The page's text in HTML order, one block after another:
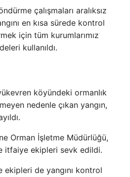
çalışmaları aralıksız
ını en kısa sürede kontrol
için tüm kurumlarımız
kullanıldı.
köyündeki ormanlık
nedenle çıkan yangın,
Orman İşletme Müdürlüğü,
itfaiye ekipleri sevk edildi.
ekipleri de yangını kontrol